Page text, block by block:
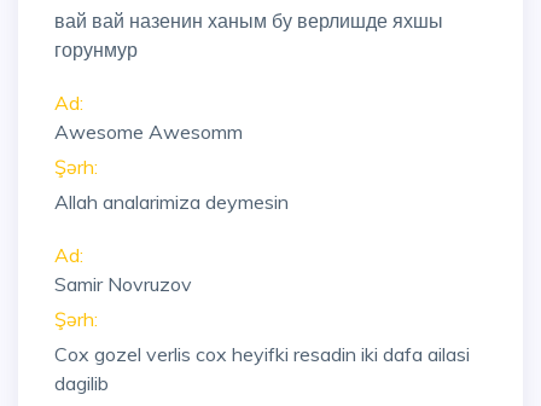
вай вай назенин ханым бу верлишде яхшы
горунмур
Ad:
Awesome Awesomm
Şərh:
Allah analarimiza deymesin
Ad:
Samir Novruzov
Şərh:
Cox gozel verlis cox heyifki resadin iki dafa ailasi
dagilib